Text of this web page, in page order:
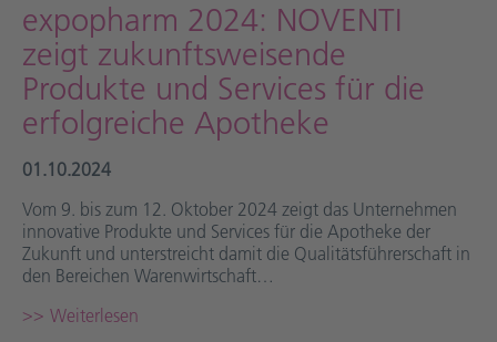
expopharm 2024: NOVENTI
zeigt zukunftsweisende
Produkte und Services für die
erfolgreiche Apotheke
01.10.2024
Vom 9. bis zum 12. Oktober 2024 zeigt das Unternehmen
innovative Produkte und Services für die Apotheke der
Zukunft und unterstreicht damit die Qualitätsführerschaft in
den Bereichen Warenwirtschaft…
Weiterlesen